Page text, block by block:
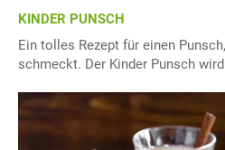
KINDER PUNSCH
Ein tolles Rezept für einen
schmeckt. Der Kinder Punsch